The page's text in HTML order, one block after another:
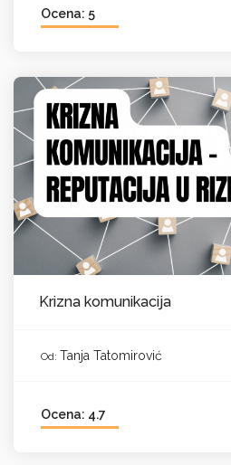
Ocena: 5
Krizna komunikacija
Od: Tanja Tatomirović
Ocena: 4.7